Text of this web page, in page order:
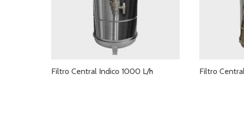
Filtro Central Indico 1000 L/h Filtro